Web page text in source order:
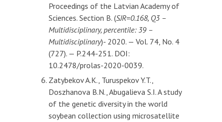
Proceedings of the Latvian Academy of
Sciences. Section B. (SJR=0.168, Q3 –
Multidisciplinary, percentile: 39 –
Multidisciplinary)- 2020. — Vol. 74, No. 4
(727). — P.244-251. DOI:
10.2478/prolas-2020-0039.
Zatybekov A.K., Turuspekov Y.T.,
Doszhanova B.N., Abugalieva S.I. A study
of the genetic diversity in the world
soybean collection using microsatellite